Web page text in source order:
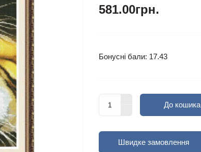
581.00грн.
Бонусні бали: 17.43
До кошика
Швидке замовлення